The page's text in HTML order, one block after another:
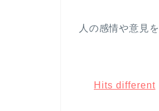
人の感情や意見
Hits different